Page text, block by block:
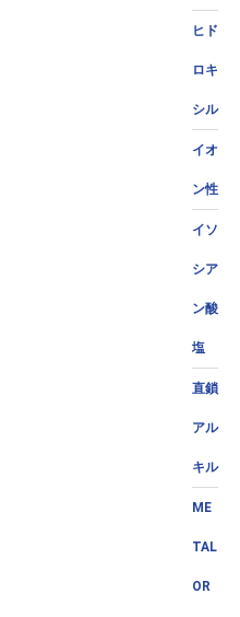
ヒド
ロキ
シル
イオ
ン性
イソ
シア
ン酸
塩
直鎖
アル
キル
ME
TAL
OR